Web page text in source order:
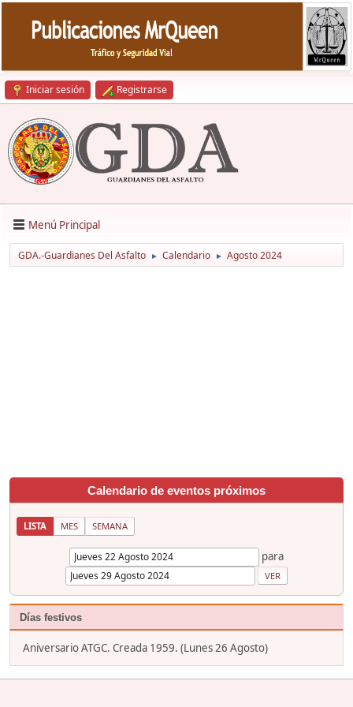
Iniciar sesión Registrarse
Menú Principal
GDA.-Guardianes Del Asfalto ► Calendario ► Agosto 2024
Calendario de eventos próximos
LISTA MES SEMANA
para
Días festivos
Aniversario ATGC. Creada 1959. (Lunes 26 Agosto)